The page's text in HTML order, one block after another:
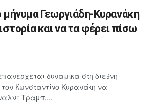
Γεωργιάδη-Κυρανάκη
και να τα φέρει πίσω
δυναμικά στη διεθνή
Κωνσταντίνο Κυρανάκη να
Τραμπ,...